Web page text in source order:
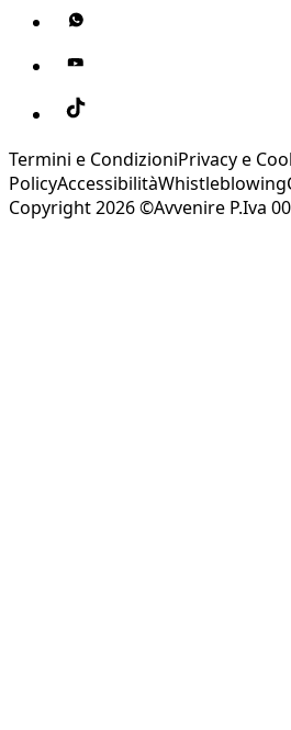
Termini e CondizioniPrivacy e
PolicyAccessibilitàWhistleblowing
Copyright 2026 ©Avvenire P.Iva